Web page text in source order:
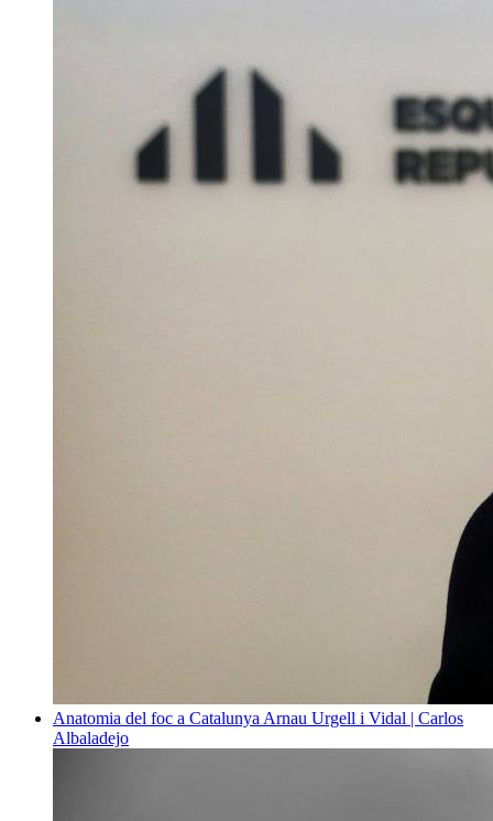
Anatomia del foc a Catalunya Arnau Urgell i Vidal | Carlos
Albaladejo